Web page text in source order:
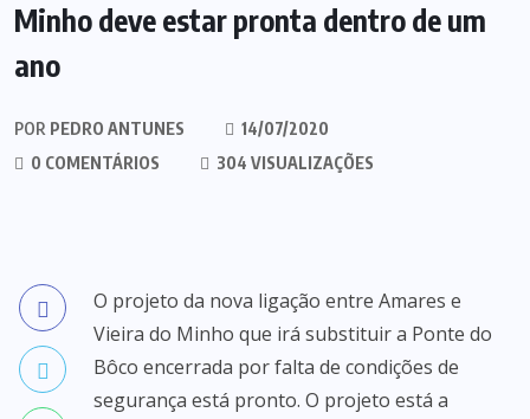
Minho deve estar pronta dentro de um
ano
POR PEDRO ANTUNES
14/07/2020
0 COMENTÁRIOS
304 VISUALIZAÇÕES
O projeto da nova ligação entre Amares e
Vieira do Minho que irá substituir a Ponte do
Bôco encerrada por falta de condições de
segurança está pronto. O projeto está a